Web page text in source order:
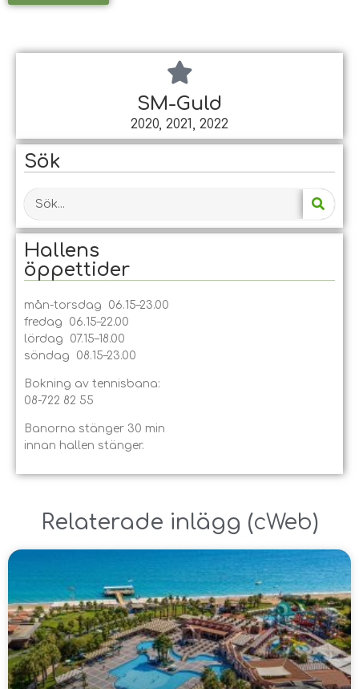
SM-Guld
2020, 2021, 2022
Sök
Hallens
öppet­tider
mån-torsdag 06.15–23.00
fredag 06.15–22.00
lördag 07.15–18.00
söndag 08.15–23.00
Bokning av tennisbana:
08-722 82 55
Banorna stänger 30 min
innan hallen stänger.
Relaterade inlägg ​(cWeb)